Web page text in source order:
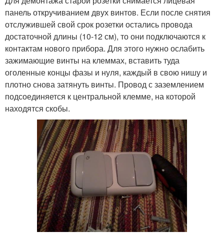
панель откручиванием двух винтов. Если после снятия
отслужившей свой срок розетки остались провода
достаточной длины (10-12 см), то они подключаются к
контактам нового прибора. Для этого нужно ослабить
зажимающие винты на клеммах, вставить туда
оголенные концы фазы и нуля, каждый в свою нишу и
плотно снова затянуть винты. Провод с заземлением
подсоединяется к центральной клемме, на которой
находятся скобы.